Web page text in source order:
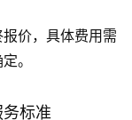
价，具体费用需
。
标准